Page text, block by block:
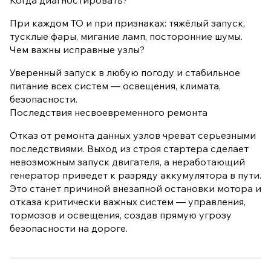
При каждом ТО и при признаках: тяжёлый запуск,
тусклые фары, мигание ламп, посторонние шумы.
Чем важны исправные узлы?
Уверенный запуск в любую погоду и стабильное
питание всех систем — освещения, климата,
безопасности.
Последствия несвоевременного ремонта
Отказ от ремонта данных узлов чреват серьезными
последствиями. Выход из строя стартера сделает
невозможным запуск двигателя, а неработающий
генератор приведет к разряду аккумулятора в пути.
Это станет причиной внезапной остановки мотора и
отказа критически важных систем — управления,
тормозов и освещения, создав прямую угрозу
безопасности на дороге.